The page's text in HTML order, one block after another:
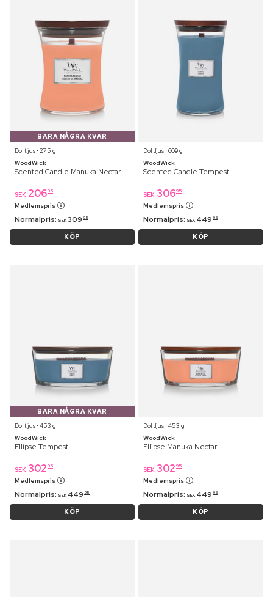
BARA NÅGRA KVAR
Doftljus ⋅ 275 g
WoodWick
Scented Candle Manuka Nectar
SEK 20695
Medlemspris
Normalpris: SEK 309 95
KÖP
Doftljus ⋅ 609 g
WoodWick
Scented Candle Tempest
SEK 30695
Medlemspris
Normalpris: SEK 449 95
KÖP
BARA NÅGRA KVAR
Doftljus ⋅ 453 g
WoodWick
Ellipse Tempest
SEK 302 95
Medlemspris
Normalpris: SEK 449 95
KÖP
Doftljus ⋅ 453 g
WoodWick
Ellipse Manuka Nectar
SEK 302 95
Medlemspris
Normalpris: SEK 449 95
KÖP